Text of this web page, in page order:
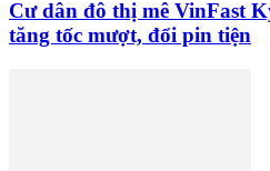
Cư dân đô thị mê VinFast
tăng tốc mượt, đổi pin tiện